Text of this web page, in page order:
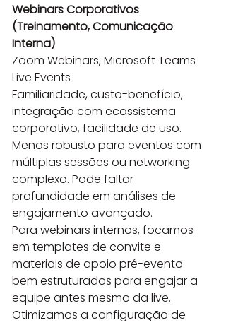
Webinars Corporativos
(Treinamento, Comunicação
Interna)
Zoom Webinars, Microsoft Teams
Live Events
Familiaridade, custo-benefício,
integração com ecossistema
corporativo, facilidade de uso.
Menos robusto para eventos com
múltiplas sessões ou networking
complexo. Pode faltar
profundidade em análises de
engajamento avançado.
Para webinars internos, focamos
em templates de convite e
materiais de apoio pré-evento
bem estruturados para engajar a
equipe antes mesmo da live.
Otimizamos a configuração de